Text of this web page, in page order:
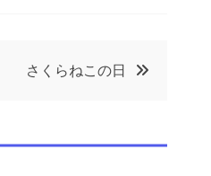
さくらねこの日